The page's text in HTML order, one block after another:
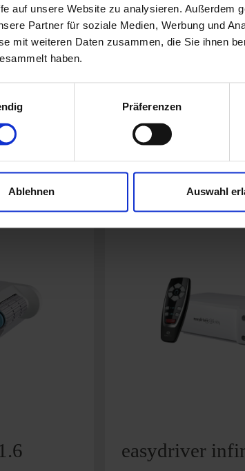
auf unsere Website zu analysieren. Außerdem
Partner für soziale Medien, Werbung und
mit weiteren Daten zusammen, die Sie ihnen
haben.
Präferenzen
Ablehnen Auswahl
easydriver
easydriver